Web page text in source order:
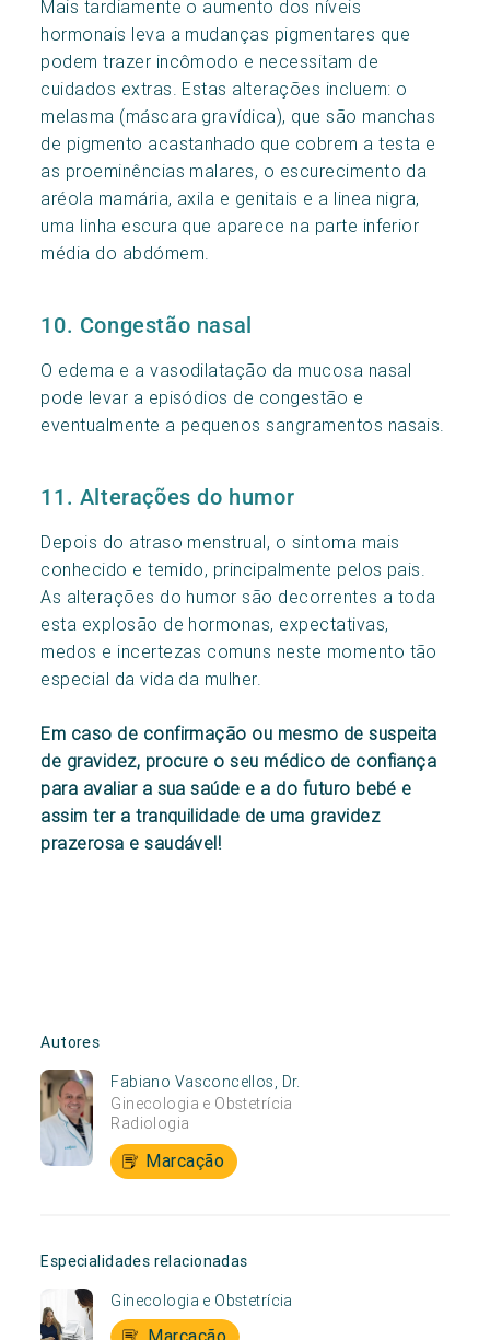
Mais tardiamente o aumento dos níveis
hormonais leva a mudanças pigmentares que
podem trazer incômodo e necessitam de
cuidados extras. Estas alterações incluem: o
melasma (máscara gravídica), que são manchas
de pigmento acastanhado que cobrem a testa e
as proeminências malares, o escurecimento da
aréola mamária, axila e genitais e a linea nigra,
uma linha escura que aparece na parte inferior
média do abdómem.
10. Congestão nasal
O edema e a vasodilatação da mucosa nasal
pode levar a episódios de congestão e
eventualmente a pequenos sangramentos nasais.
11. Alterações do humor
Depois do atraso menstrual, o sintoma mais
conhecido e temido, principalmente pelos pais.
As alterações do humor são decorrentes a toda
esta explosão de hormonas, expectativas,
medos e incertezas comuns neste momento tão
especial da vida da mulher.
Em caso de confirmação ou mesmo de suspeita
de gravidez, procure o seu médico de confiança
para avaliar a sua saúde e a do futuro bebé e
assim ter a tranquilidade de uma gravidez
prazerosa e saudável!
Autores
Fabiano Vasconcellos, Dr.
Ginecologia e Obstetrícia
Radiologia
Marcação
Especialidades relacionadas
Ginecologia e Obstetrícia
Marcação